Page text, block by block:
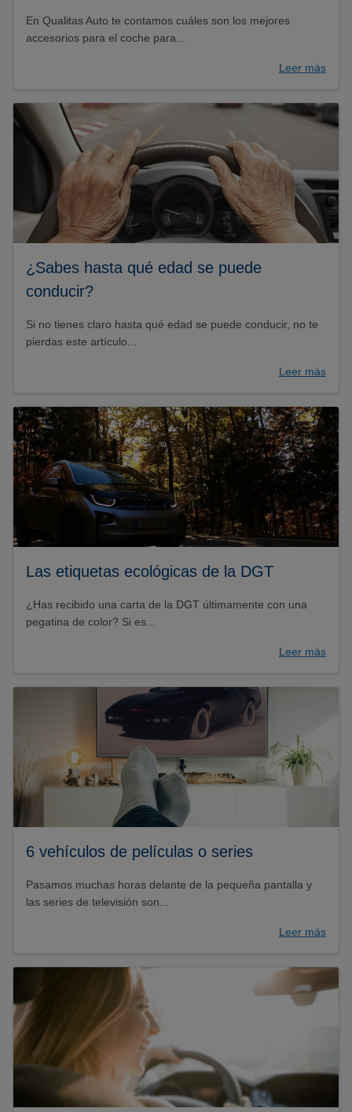
En Qualitas Auto te contamos cuáles son los mejores
accesorios para el coche para...
Leer más
¿Sabes hasta qué edad se puede
conducir?
Si no tienes claro hasta qué edad se puede conducir, no te
pierdas este artículo...
Leer más
Las etiquetas ecológicas de la DGT
¿Has recibido una carta de la DGT últimamente con una
pegatina de color? Si es...
Leer más
6 vehículos de películas o series
Pasamos muchas horas delante de la pequeña pantalla y
las series de televisión son...
Leer más